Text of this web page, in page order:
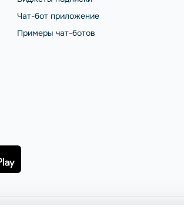
Чат-бот приложение
Примеры чат-ботов